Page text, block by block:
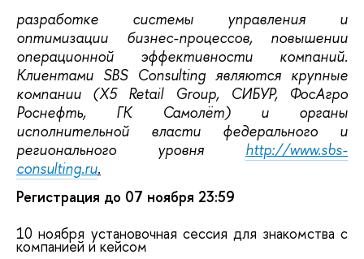
разработке системы управления и
оптимизации бизнес-процессов, повышении
операционной эффективности компаний.
Клиентами SBS Consulting являются крупные
компании (X5 Retail Group, СИБУР, ФосАгро
Роснефть, ГК Самолёт) и органы
исполнительной власти федерального и
регионального уровня http://www.sbs-
consulting.ru.
Регистрация до 07 ноября 23:59
10 ноября установочная сессия для знакомства с
компанией и кейсом